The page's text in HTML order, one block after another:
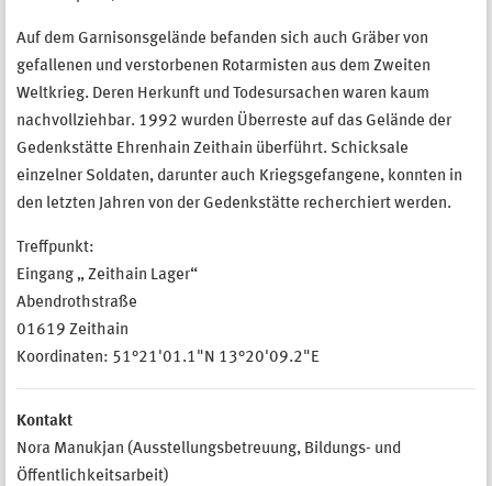
Auf dem Garnisonsgelände befanden sich auch Gräber von
gefallenen und verstorbenen Rotarmisten aus dem Zweiten
Weltkrieg. Deren Herkunft und Todesursachen waren kaum
nachvollziehbar. 1992 wurden Überreste auf das Gelände der
Gedenkstätte Ehrenhain Zeithain überführt. Schicksale
einzelner Soldaten, darunter auch Kriegsgefangene, konnten in
den letzten Jahren von der Gedenkstätte recherchiert werden.
Treffpunkt:
Eingang „ Zeithain Lager“
Abendrothstraße
01619 Zeithain
Koordinaten: 51°21'01.1"N 13°20'09.2"E
Kontakt
Nora Manukjan (Ausstellungsbetreuung, Bildungs- und
Öffentlichkeitsarbeit)